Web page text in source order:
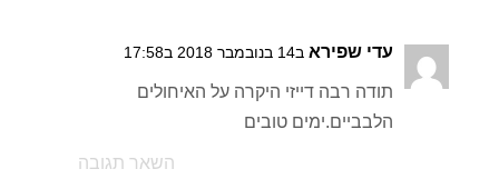
עדי שפירא ב14 בנובמבר 2018 ב17:58
תודה רבה דייזי היקרה על האיחולים
הלבביים.ימים טובים
השאר תגובה